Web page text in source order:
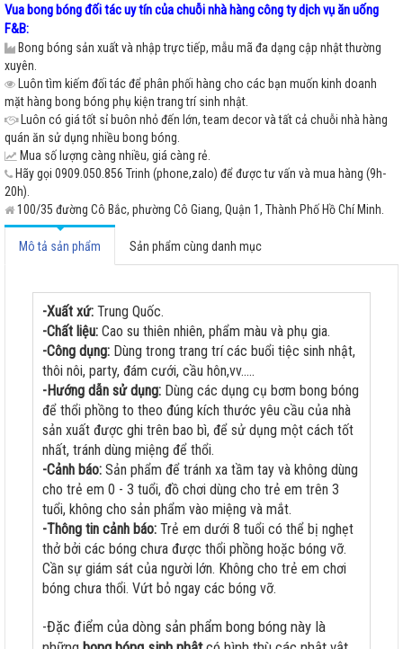
Vua bong bóng đối tác uy tín của chuỗi nhà hàng công ty dịch vụ ăn uống
F&B:
Bong bóng sản xuất và nhập trực tiếp, mẫu mã đa dạng cập nhật thường
xuyên.
Luôn tìm kiếm đối tác để phân phối hàng cho các bạn muốn kinh doanh
mặt hàng bong bóng phụ kiện trang trí sinh nhật.
Luôn có giá tốt sỉ buôn nhỏ đến lớn, team decor và tất cả chuỗi nhà hàng
quán ăn sử dụng nhiều bong bóng.
Mua số lượng càng nhiều, giá càng rẻ.
Hãy gọi 0909.050.856 Trinh (phone,zalo) để được tư vấn và mua hàng (9h-
20h).
100/35 đường Cô Bắc, phường Cô Giang, Quận 1, Thành Phố Hồ Chí Minh.
Mô tả sản phẩm Sản phẩm cùng danh mục
-Xuất xứ: Trung Quốc.
-Chất liệu: Cao su thiên nhiên, phẩm màu và phụ gia.
-Công dụng: Dùng trong trang trí các buổi tiệc sinh nhật,
thôi nôi, party, đám cưới, cầu hôn,vv.....
-Hướng dẫn sử dụng: Dùng các dụng cụ bơm bong bóng
để thổi phồng to theo đúng kích thước yêu cầu của nhà
sản xuất được ghi trên bao bì, để sử dụng một cách tốt
nhất, tránh dùng miệng để thổi.
-Cảnh báo: Sản phẩm để tránh xa tầm tay và không dùng
cho trẻ em 0 - 3 tuổi, đồ chơi dùng cho trẻ em trên 3
tuổi, không cho sản phẩm vào miệng và mắt.
-Thông tin cảnh báo: Trẻ em dưới 8 tuổi có thể bị nghẹt
thở bởi các bóng chưa được thổi phồng hoặc bóng vỡ.
Cần sự giám sát của người lớn. Không cho trẻ em chơi
bóng chưa thổi. Vứt bỏ ngay các bóng vỡ.
-Đặc điểm của dòng sản phẩm bong bóng này là